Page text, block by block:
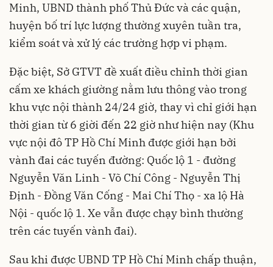
Minh, UBND thành phố Thủ Đức và các quận,
huyện bố trí lực lượng thường xuyên tuần tra,
kiểm soát và xử lý các trường hợp vi phạm.
Đặc biệt, Sở GTVT đề xuất điều chỉnh thời gian
cấm xe khách giường nằm lưu thông vào trong
khu vực nội thành 24/24 giờ, thay vì chỉ giới hạn
thời gian từ 6 giời đến 22 giờ như hiện nay (Khu
vực nội đô TP Hồ Chí Minh được giới hạn bởi
vành đai các tuyến đường: Quốc lộ 1 - đường
Nguyễn Văn Linh - Võ Chí Công - Nguyễn Thị
Định - Đồng Văn Cống - Mai Chí Thọ - xa lộ Hà
Nội - quốc lộ 1. Xe vẫn được chạy bình thường
trên các tuyến vành đai).
Sau khi được UBND TP Hồ Chí Minh chấp thuận,